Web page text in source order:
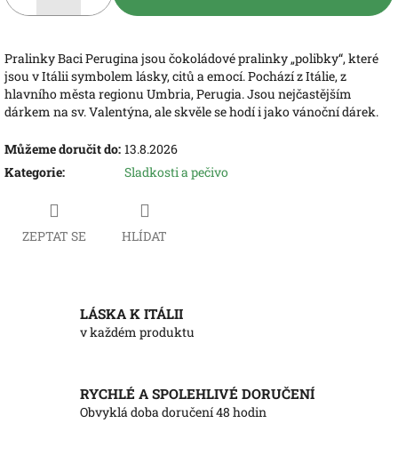
Pralinky Baci Perugina jsou čokoládové pralinky „polibky“, které
jsou v Itálii symbolem lásky, citů a emocí. Pochází z Itálie, z
hlavního města regionu Umbria, Perugia. Jsou nejčastějším
dárkem na sv. Valentýna, ale skvěle se hodí i jako vánoční dárek.
Můžeme doručit do: 13.8.2026
Kategorie: Sladkosti a pečivo
ZEPTAT SE HLÍDAT
LÁSKA K ITÁLII
v každém produktu
RYCHLÉ A SPOLEHLIVÉ DORUČENÍ
Obvyklá doba doručení 48 hodin